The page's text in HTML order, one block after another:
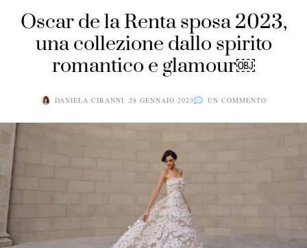
Oscar de la Renta sposa 2023,
una collezione dallo spirito
romantico e glamour￼
DANIELA CIRANNI 28 GENNAIO 2023 UN COMMENTO